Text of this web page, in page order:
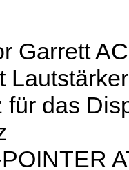
Garrett
für das